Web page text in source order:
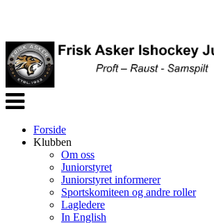
Veksle
navigasjon
Forside
Klubben
Om oss
Juniorstyret
Juniorstyret informerer
Sportskomiteen og andre roller
Lagledere
In English